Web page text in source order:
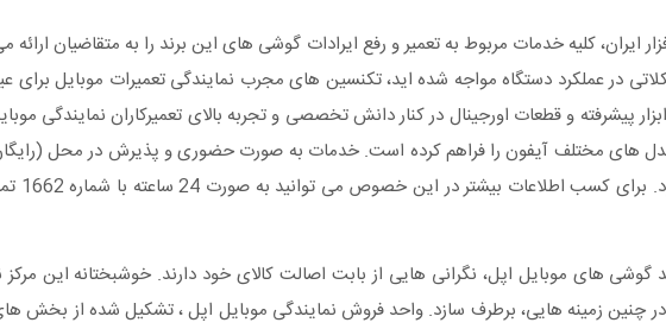
ایران، کلیه خدمات مربوط به تعمیر و رفع ایرادات گوشی های این برند را به متقاضیان
در عملکرد دستگاه مواجه شده اید، تکنسین های مجرب نمایندگی تعمیرات موبایل
پیشرفته و قطعات اورجینال در کنار دانش تخصصی و تجربه بالای تعمیرکاران نمایندگی
های مختلف آیفون را فراهم کرده است. خدمات به صورت حضوری و پذیرش در محل
با
های موبایل اپل، نگرانی هایی از بابت اصالت کالای خود دارند. خوشبختانه این مرکز
چنین زمینه هایی، برطرف سازد. واحد فروش نمایندگی موبایل اپل ، تشکیل شده از بخش